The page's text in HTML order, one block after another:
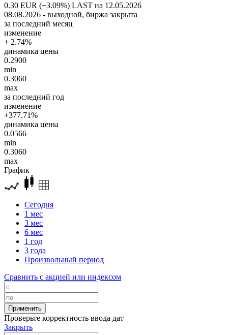
0.30 EUR (+3.09%) LAST на 12.05.2026
08.08.2026 - выходной, биржа закрыта
за последний месяц
изменение
+ 2.74%
динамика цены
0.2900
min
0.3060
max
за последний год
изменение
+377.71%
динамика цены
0.0566
min
0.3060
max
График
Сегодня
1 мес
3 мес
6 мес
1 год
3 года
Произвольный период
Сравнить с акцией или индексом
Проверьте корректность ввода дат
Закрыть